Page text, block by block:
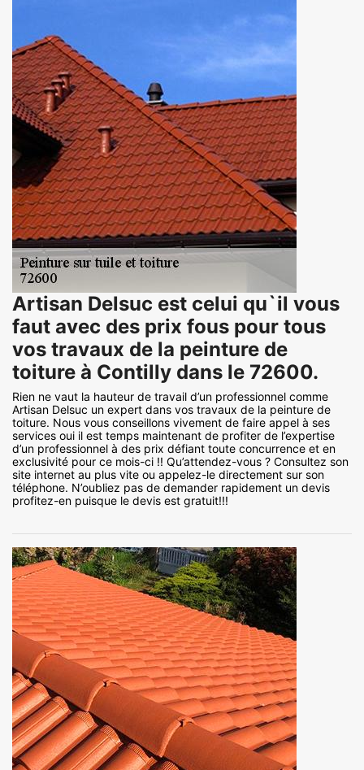
Artisan Delsuc est celui qu`il vous
faut avec des prix fous pour tous
vos travaux de la peinture de
toiture à Contilly dans le 72600.
Rien ne vaut la hauteur de travail d’un professionnel comme
Artisan Delsuc un expert dans vos travaux de la peinture de
toiture. Nous vous conseillons vivement de faire appel à ses
services oui il est temps maintenant de profiter de l’expertise
d’un professionnel à des prix défiant toute concurrence et en
exclusivité pour ce mois-ci !! Qu’attendez-vous ? Consultez son
site internet au plus vite ou appelez-le directement sur son
téléphone. N’oubliez pas de demander rapidement un devis
profitez-en puisque le devis est gratuit!!!